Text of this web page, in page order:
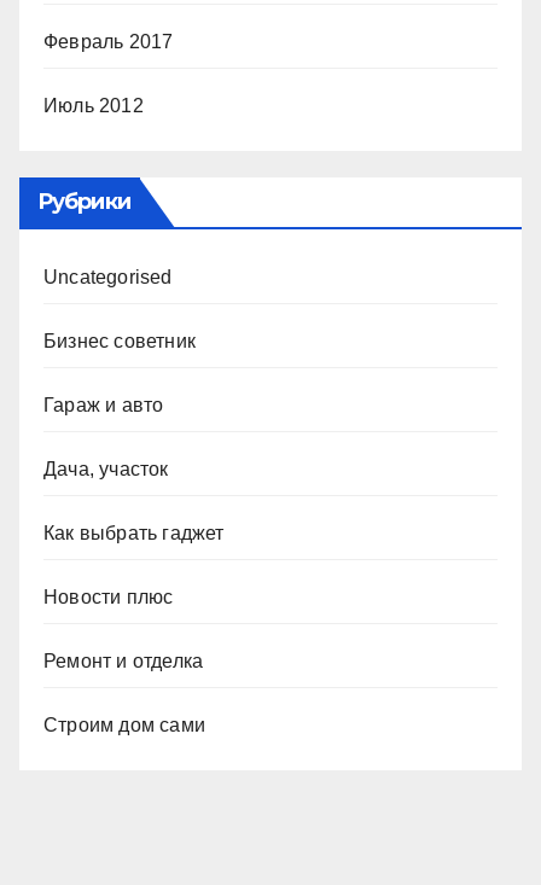
Февраль 2017
Июль 2012
Рубрики
Uncategorised
Бизнес советник
Гараж и авто
Дача, участок
Как выбрать гаджет
Новости плюс
Ремонт и отделка
Строим дом сами